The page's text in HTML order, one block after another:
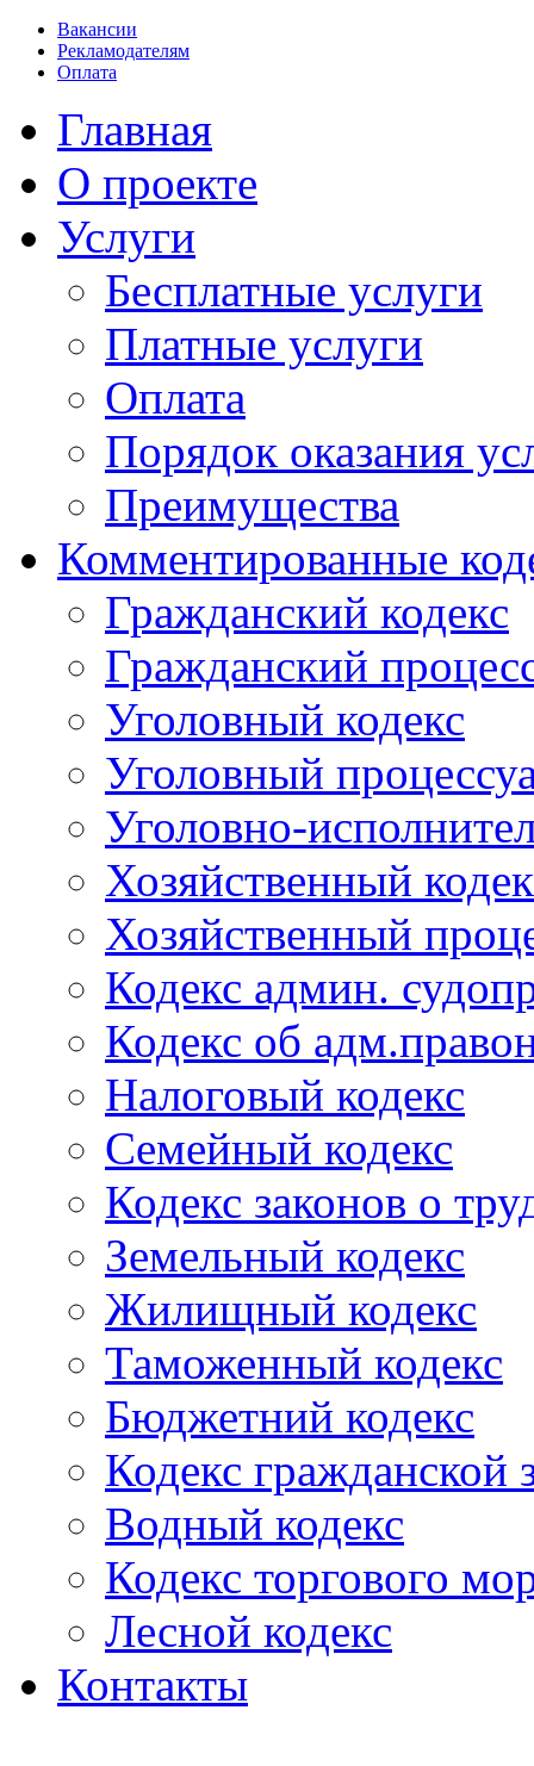
Вакансии
Рекламодателям
Оплата
Главная
О проекте
Услуги
Бесплатные услуги
Платные услуги
Оплата
Порядок оказания
Преимущества
Комментированные
Гражданский кодекс
Гражданский
Уголовный кодекс
Уголовный
Уголовно-
Хозяйственный
Хозяйственный
Кодекс админ.
Кодекс об
Налоговый кодекс
Семейный кодекс
Кодекс законов о
Земельный кодекс
Жилищный кодекс
Таможенный кодекс
Бюджетний кодекс
Кодекс гражданской
Водный кодекс
Кодекс торгового
Лесной кодекс
Контакты